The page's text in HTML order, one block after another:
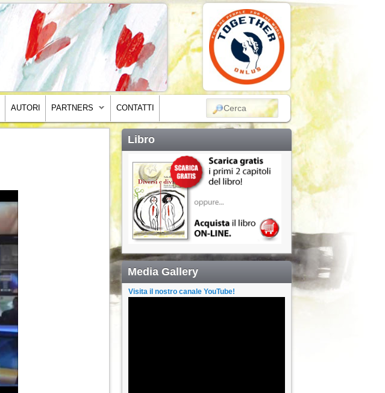
AUTORI PARTNERS CONTATTI CERCA
Libro
Media Gallery
Visita il nostro canale YouTube!